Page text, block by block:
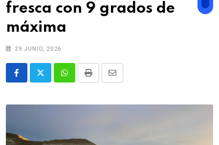
fresca con 9 grados de
máxima
29 JUNIO, 2026
WhatsappPrint
Share
Email